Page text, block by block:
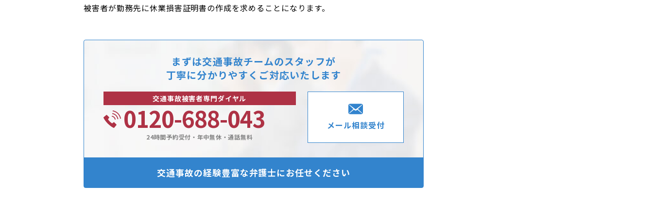
被害者が勤務先に休業損害証明書の作成を求めることになります。
まずは交通事故チームのスタッフが
丁寧に分かりやすくご対応いたします
交通事故被害者専門ダイヤル
0120-688-043
24時間予約受付・年中無休・通話無料
メール相談受付
交通事故の経験豊富な弁護士にお任せください